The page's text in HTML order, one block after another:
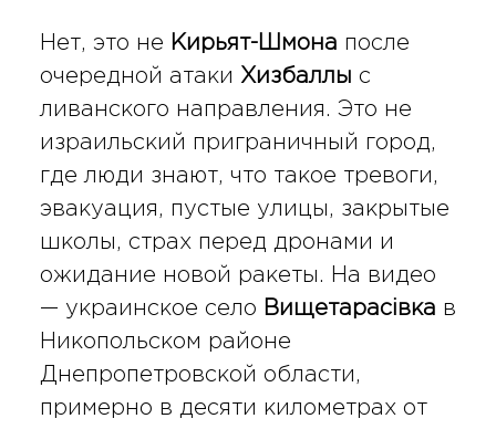
Нет, это не Кирьят-Шмона после
очередной атаки Хизбаллы с
ливанского направления. Это не
израильский приграничный город,
где люди знают, что такое тревоги,
эвакуация, пустые улицы, закрытые
школы, страх перед дронами и
ожидание новой ракеты. На видео
— украинское село Вищетарасівка в
Никопольском районе
Днепропетровской области,
примерно в десяти километрах от